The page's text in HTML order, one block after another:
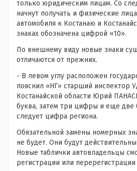
только юридическим лицам. Со
начнут получать и физические
автомобиля к Костанаю и
знаках обозначена цифрой «10».
По внешнему виду новые знаки
отличаются от прежних.
- В левом углу расположен
пояснил «НГ» старший инспектор
Костанайской области Юрий
буква, затем три цифры и еще две
следует цифра региона.
Обязательной замены номерных
не будет. Они будут
Новые таблички автовладельцы
регистрации или